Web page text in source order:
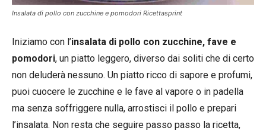
Insalata di pollo con zucchine e pomodori Ricettasprint
Iniziamo con l’insalata di pollo con zucchine, fave e
pomodori, un piatto leggero, diverso dai soliti che di certo
non deluderà nessuno. Un piatto ricco di sapore e profumi,
puoi cuocere le zucchine e le fave al vapore o in padella
ma senza soffriggere nulla, arrostisci il pollo e prepari
l’insalata. Non resta che seguire passo passo la ricetta,